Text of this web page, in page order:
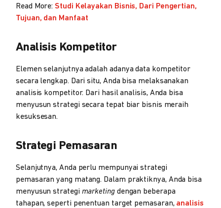
Read More: Studi Kelayakan Bisnis, Dari Pengertian,
Tujuan, dan Manfaat
Analisis Kompetitor
Elemen selanjutnya adalah adanya data kompetitor
secara lengkap. Dari situ, Anda bisa melaksanakan
analisis kompetitor. Dari hasil analisis, Anda bisa
menyusun strategi secara tepat biar bisnis meraih
kesuksesan.
Strategi Pemasaran
Selanjutnya, Anda perlu mempunyai strategi
pemasaran yang matang. Dalam praktiknya, Anda bisa
menyusun strategi marketingdengan beberapa
tahapan, seperti penentuan target pemasaran, analisis